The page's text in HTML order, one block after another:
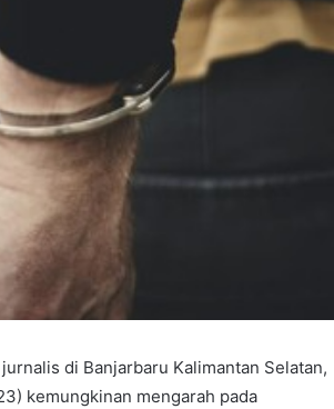
di Banjarbaru Kalimantan Selatan,
kemungkinan mengarah pada